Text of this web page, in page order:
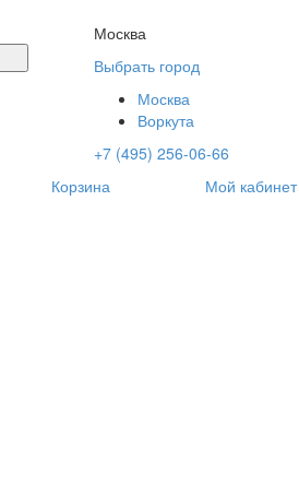
Москва
Выбрать город
Москва
Воркута
+7 (495) 256-06-66
Корзина Мой кабинет